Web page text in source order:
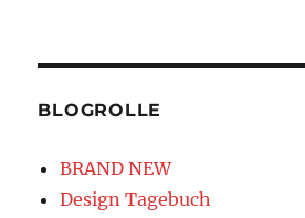
BLOGROLLE
BRAND NEW
Design Tagebuch